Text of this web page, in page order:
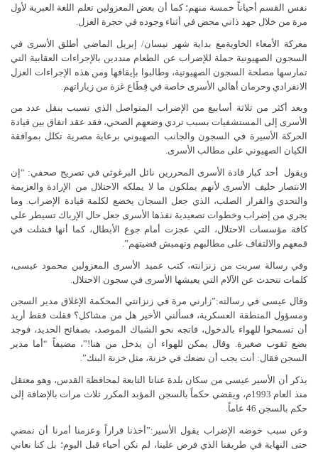
نفس القسم أحياناً خمسة منهم؛ كما أن بعض المعزولين تعلم اللغة العبرية لأول
مرة من خلال جهد ذاتي محض في أثناء وجوده في حجرة العزل.
معركة الأمعاء الخاويةمع بداية شهر نيسان/ إبريل الماضي أطلق الأسرى في
السجون الصهيونية حملة للإضراب عن الطعام منددين بالإجراءات العقابية التي
تمارسها مصلحة السجون الصهيونية، وطالبوا بإيقافها ومن هذه الإجراءات العزل
الانفرادي وحرمان أهالي الأسرى خاصة في قِطَاع غزة من زياراتهم.
وبعد أكثر من ثلاثة أسابيع من الإضراب المتواصل الذي تسبب بنقل عدد من
الأسرى إلى المستشفيات بسبب تردي وضعهم الصحي، فقد عقد اتفاق بين قيادة
الحركة الأسيرة في السجون والجانب الصهيوني برعاية مصرية تكلل بموافقة
الكيان الصهيوني على مطالب الأسرى.
ويقول أحد كبار قادة الأسرى المحررين نائل البرغوثي في تصريح صحفي: “إن
الانتصار حليف الأسرى لأنهم يملكون ما لا يملكه الاحتلال من الإرادة والعزيمة
والتحدي والقرار الصلب، الذي جعل السجان يخضع لكلمة قيادة الإضراب. وما
يجري من إضراب وخطوات تصعيدية نفذها الأسرى جعل حال الإرباك تسيطر على
كافة مؤسسات الاحتلال، التي عجزت أمام جوع الأبطال، كما أنها فشلت في
قمعهم والالتفاف على مطالبهم وتهميش قضيتهم”.
وفي رسالة سربت من زنزانته، كتب عميد الأسرى المعزولين محمود عيسى،
كلمات تتحدث عن الآلام التي يعيشها الأسرى في سجون الاحتلال.
وقال عيسى في رسالته:”زارني مرة في زنزانتي المحكمة الإغلاق مدير السجن
ومسؤول المنطقة العسكرية، فسألني الأخير هل من مشاكل؟ فقلت فقط أريد
أن تسمحوا للهواء بالدخول، فاتجه نحو الشباك الموصد، بصفائح الحديد، فوجد
بضع ثقوب صغيرة. وقال يمكن للهواء أن يدخل من هنا!”، مضيفاً “أما مدير
السجن فقال: أنت يجب أن نضعك في خزنة، مثل خزنة البنك”.
يذكر أن الأسير عيسى من سكان بلدة عناتا التابعة لمحافظة القدس، وهو معتقل
منذ العام 1993م، ويقضي حكماً بالسجن المؤبد المكرر ثلاث مرات بالإضافة إلى
حكم بالسجن 46 عاماً.
وعن سبب خوضه الإضراب يقول الأسير:”أخذنا قراراً وعزمنا أمرنا أن نمضي
حتى النهاية في طريقنا الذي فرض علينا، لم نكن أحياء قبل اليوم؛ بل كنا نعاني